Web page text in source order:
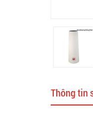
Thông tin